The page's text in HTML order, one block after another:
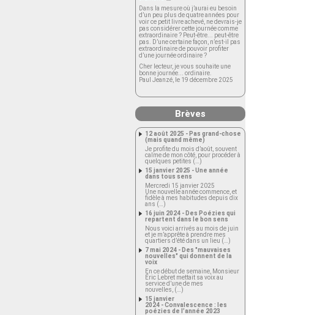
Dans la mesure où j’aurai eu besoin
d’un peu plus de quatre années pour
voir ce petit livre achevé, ne devrais-je
pas considérer cette journée comme
extraordinaire ? Peut-être... peut-être
pas. D’une certaine façon, n’est-il pas
extraordinaire de pouvoir profiter
d’une journée ordinaire ?
Cher lecteur, je vous souhaite une
bonne journée... ordinaire.
Paul Jeanzé, le 19 décembre 2025
Brèves
12 août 2025 - Pas grand-chose
(mais quand même)
Je profite du mois d’août, souvent
calme de mon côté, pour procéder à
quelques petites (…)
15 janvier 2025 - Une année
dans tous sens
Mercredi 15 janvier 2025
Une nouvelle année commence, et
fidèle à mes habitudes depuis dix
ans (…)
16 juin 2024 - Des Poézies qui
repartent dans le bon sens
Nous voici arrivés au mois de juin
et je m’apprête à prendre mes
quartiers d’été dans un lieu (…)
7 mai 2024 - Des "mauvaises
nouvelles" qui donnent de la
voix
En ce début de semaine, Monsieur
Éric Lebret mettait sa voix au
service d’une de mes
nouvelles, (…)
15 janvier
2024 - Convalescence : les
poézies de l’année 2023